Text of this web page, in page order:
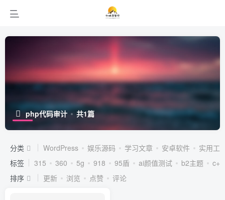
php代码审计 共1篇
分类 WordPress 娱乐源码 学习文章 安卓软件
实用工
标签
315 360 5g 918 95盾 ai颜值测试 b2主题
c++
排序
更新 浏览 点赞 评论